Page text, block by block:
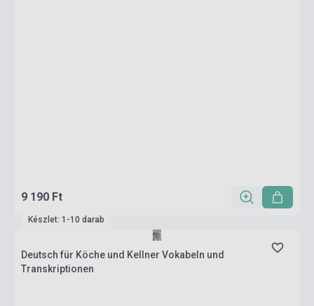
9 190 Ft
Készlet: 1-10 darab
Deutsch für Köche und Kellner Vokabeln und
Transkriptionen